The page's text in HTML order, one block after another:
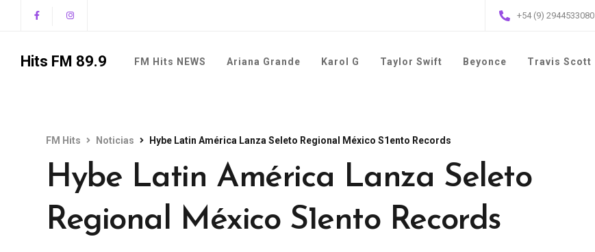
+54 (9) 2944533080
Hits FM 89.9 FM Hits NEWS Ariana Grande Karol G Taylor Swift Beyonce Travis Scott
FM Hits Noticias Hybe Latin América Lanza Seleto Regional México S1ento Records
Hybe Latin América Lanza Seleto
Regional México S1ento Records